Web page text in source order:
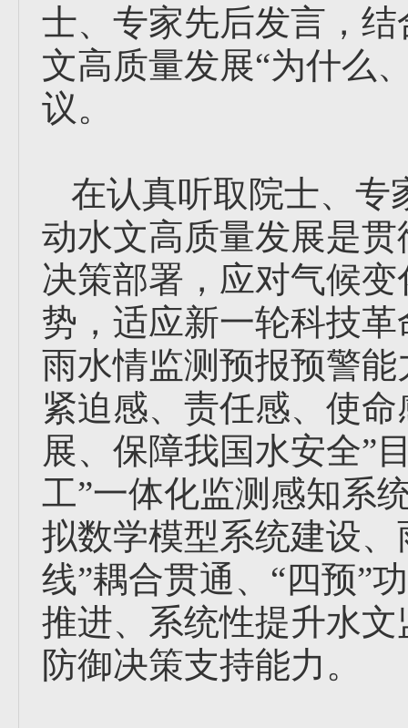
士、专家先后发言，
文高质量发展“为什么
议。
在认真听取院士、专
动水文高质量发展是
决策部署，应对气候
势，适应新一轮科技
雨水情监测预报预警
紧迫感、责任感、使
展、保障我国水安全”
工”一体化监测感知系
拟数学模型系统建设
线”耦合贯通、“四预”
推进、系统性提升水
防御决策支持能力。